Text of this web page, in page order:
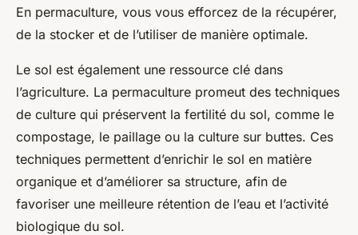
En permaculture, vous vous efforcez de la récupérer,
de la stocker et de l’utiliser de manière optimale.
Le sol est également une ressource clé dans
l’agriculture. La permaculture promeut des techniques
de culture qui préservent la fertilité du sol, comme le
compostage, le paillage ou la culture sur buttes. Ces
techniques permettent d’enrichir le sol en matière
organique et d’améliorer sa structure, afin de
favoriser une meilleure rétention de l’eau et l’activité
biologique du sol.